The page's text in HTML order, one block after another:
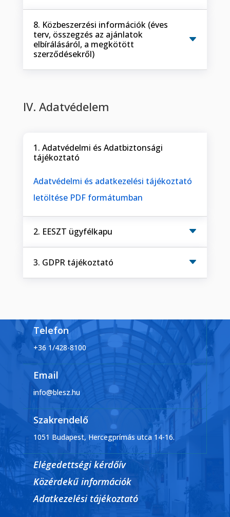
8. Közbeszerzési információk (éves
terv, összegzés az ajánlatok
elbírálásáról, a megkötött
szerződésekről)
IV. Adatvédelem
1. Adatvédelmi és Adatbiztonsági
tájékoztató
Adatvédelmi és adatkezelési tájékoztató
letöltése PDF formátumban
2. EESZT ügyfélkapu
3. GDPR tájékoztató
Telefon
+36 1/428-8100
Email
info@blesz.hu
Szakrendelő
1051 Budapest, Hercegprímás utca 14-16.
Elégedettségi kérdőív
Közérdekű információk
Adatkezelési tájékoztató